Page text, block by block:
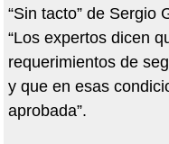
“Sin tacto” de Sergio
“Los expertos dicen
requerimientos de
y que en esas
aprobada”.